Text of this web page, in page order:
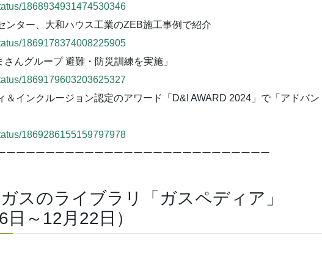
1868934931474530346
ンター、大和ハウス工業のZEB施工事例で紹介
1869178374008225905
さんグループ 避難・防災訓練を実施」
1869179603203625327
＆インクルージョン認定のアワード「D&I AWARD 2024」で「アドバン
1869286155159797978
ーーーーーーーーーーーーーーーーーーーーーーーーーーー
スのライブラリ「ガスペディア」
日～12月22日）